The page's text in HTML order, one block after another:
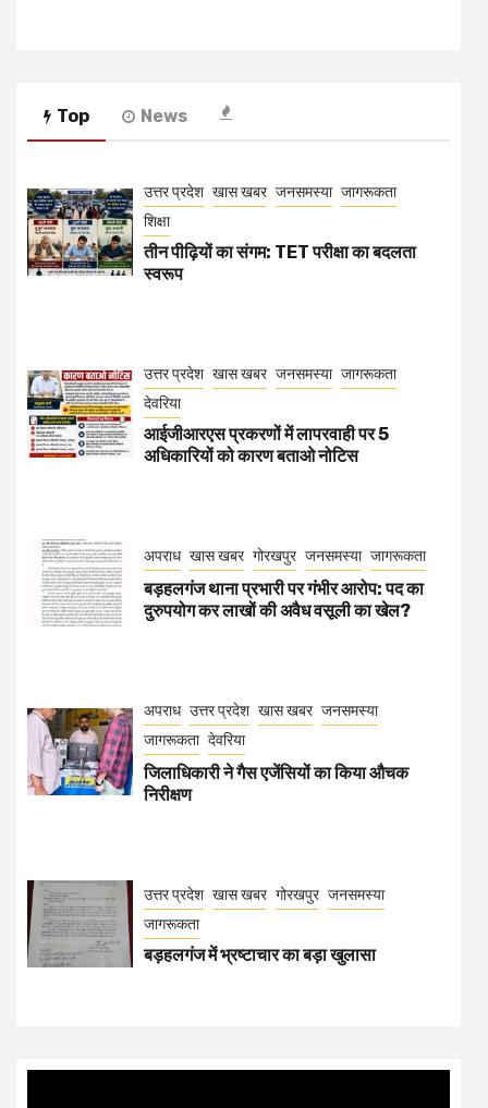
Top News
उत्तर प्रदेश खास खबर जनसमस्या जागरूकता
शिक्षा
तीन पीढ़ियों का संगम: TET परीक्षा का बदलता
स्वरूप
उत्तर प्रदेश खास खबर जनसमस्या जागरूकता
देवरिया
आईजीआरएस प्रकरणों में लापरवाही पर 5
अधिकारियों को कारण बताओ नोटिस
अपराध खास खबर गोरखपुर जनसमस्या जागरूकता
बड़हलगंज थाना प्रभारी पर गंभीर आरोप: पद का
दुरुपयोग कर लाखों की अवैध वसूली का खेल?
अपराध उत्तर प्रदेश खास खबर जनसमस्या
जागरूकता देवरिया
जिलाधिकारी ने गैस एजेंसियों का किया औचक
निरीक्षण
उत्तर प्रदेश खास खबर गोरखपुर जनसमस्या
जागरूकता
बड़हलगंज में भ्रष्टाचार का बड़ा खुलासा